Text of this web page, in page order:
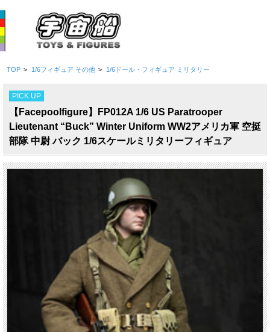
TOP > 1/6フィギュア その他 > 1/6ドール・フィギュア ミリタリー
PICK UP
【Facepoolfigure】FP012A 1/6 US Paratrooper
Lieutenant “Buck” Winter Uniform WW2アメリカ軍 空挺
部隊 中尉 バック 1/6スケールミリタリーフィギュア